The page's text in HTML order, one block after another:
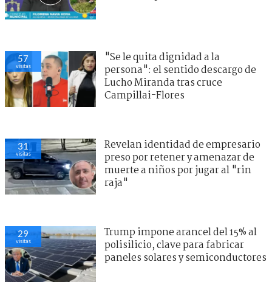
57
visitas
"Se le quita dignidad a la
persona": el sentido descargo de
Lucho Miranda tras cruce
Campillai-Flores
31
visitas
Revelan identidad de empresario
preso por retener y amenazar de
muerte a niños por jugar al "rin
raja"
29
visitas
Trump impone arancel del 15% al
polisilicio, clave para fabricar
paneles solares y semiconductores